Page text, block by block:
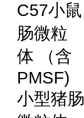
C57小鼠
肠微粒
体
（含
PMSF)
小型猪肠